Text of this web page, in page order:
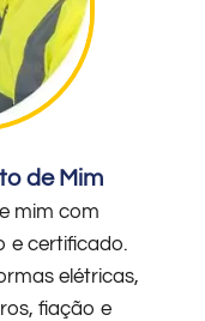
de Mim
mim com
e certificado.
elétricas,
fiação e